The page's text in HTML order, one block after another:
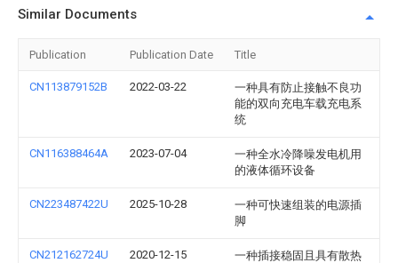
Similar Documents
Publication Publication Date Title
CN113879152B 2022-03-22
一种具有防止接触不良功
能的双向充电车载充电系
统
CN116388464A 2023-07-04
一种全水冷降噪发电机用
的液体循环设备
CN223487422U 2025-10-28
一种可快速组装的电源插
脚
CN212162724U 2020-12-15
一种插接稳固且具有散热